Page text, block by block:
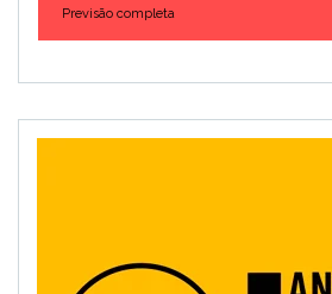
Previsão completa